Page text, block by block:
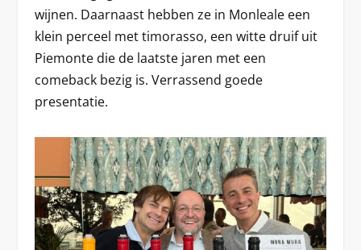
wijnen. Daarnaast hebben ze in Monleale een
klein perceel met timorasso, een witte druif uit
Piemonte die de laatste jaren met een
comeback bezig is. Verrassend goede
presentatie.